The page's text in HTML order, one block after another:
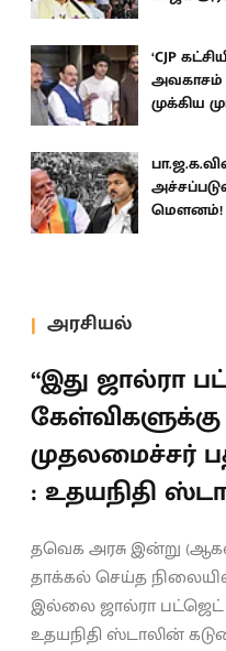
‘CJP
அவகாசம்
முக்கிய
மெளனம்!
அரசியல்
“இது ஜால்ரா
கேள்விகளுக்கு
முதலமைச்சர்
: உதயநிதி
தவெக அரசு இன்று
தாக்கல் செய்த
இல்லை ஜால்ரா பட்ஜெட்
உதயநிதி ஸ்டாலின்